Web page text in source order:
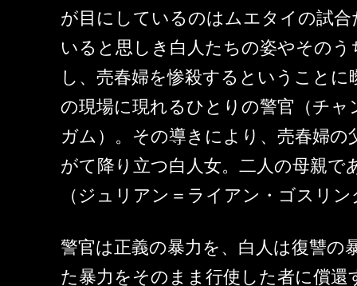
が目にしているのはムエタイの試
いると思しき白人たちの姿やその
し、売春婦を惨殺するということ
の現場に現れるひとりの警官（チ
ガム）。その導きにより、売春婦の
がて降り立つ白人女。二人の母親で
（ジュリアン＝ライアン・ゴスリ
警官は正義の暴力を、白人は復讐の
た暴力をそのまま行使した者に償